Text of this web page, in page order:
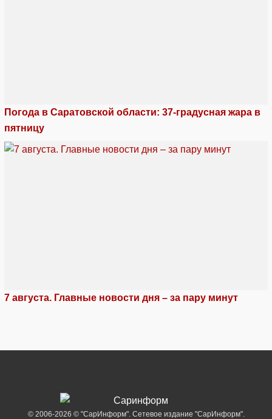
Погода в Саратовской области: 37-градусная жара в
пятницу
7 августа. Главные новости дня – за пару минут
© 2006-2026 © "СарИнформ". Сетевое издание "СарИнформ".